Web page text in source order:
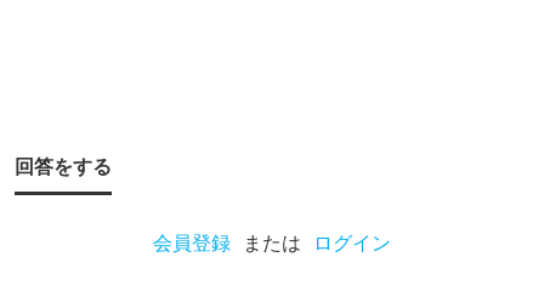
ボ
ッ
回答をする
会員登録 または ログイン